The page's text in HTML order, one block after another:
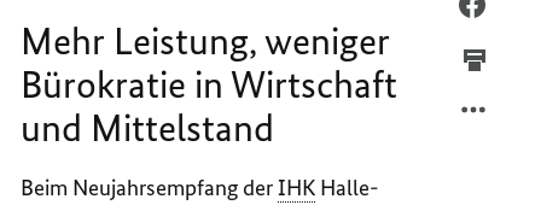
Mehr Leistung, weniger
Bürokratie in Wirtschaft
und Mittelstand
Beim Neujahrsempfang derIHK Halle-